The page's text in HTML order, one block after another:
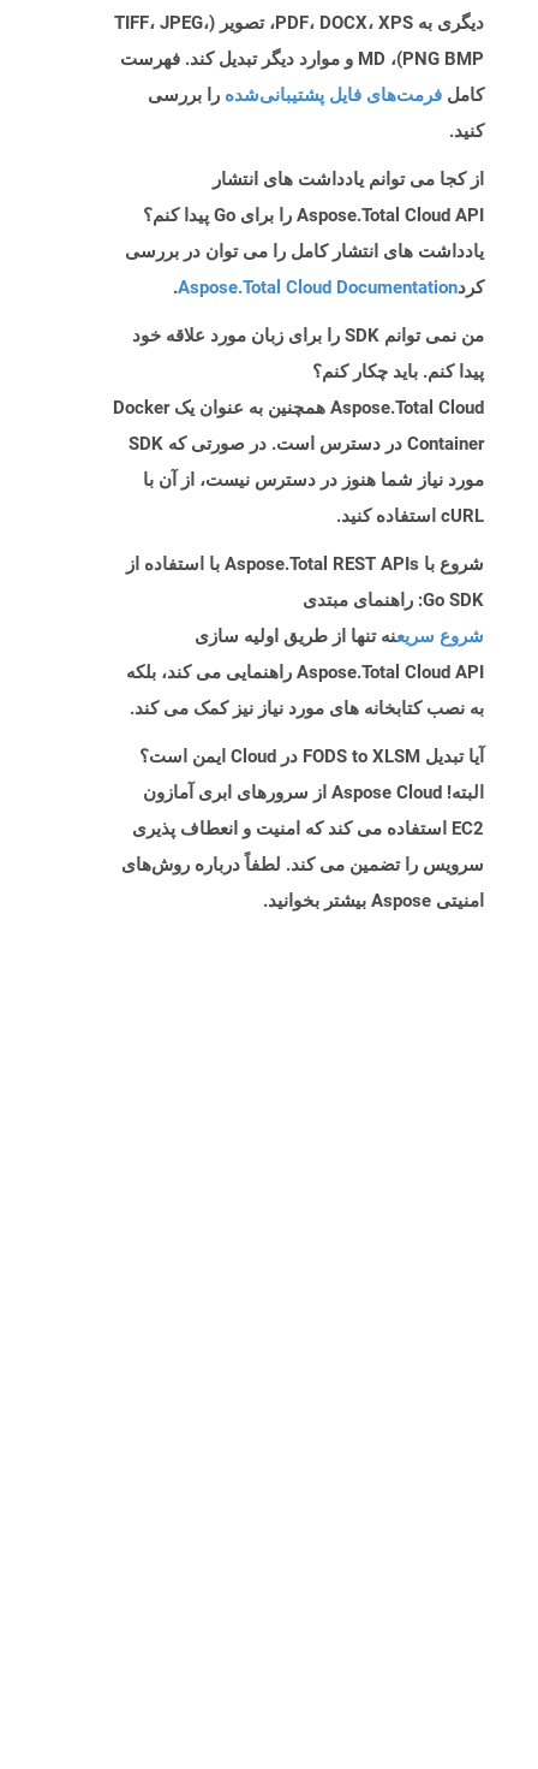
دیگری به PDF، DOCX، XPS، تصویر (TIFF، JPEG،
PNG BMP)، MD و موارد دیگر تبدیل کند. فهرست
کامل فرمت‌های فایل پشتیبانی‌شده را بررسی
کنید.
از کجا می توانم یادداشت های انتشار
Aspose.Total Cloud API را برای Go پیدا کنم؟
یادداشت های انتشار کامل را می توان در بررسی
کردAspose.Total Cloud Documentation
.
من نمی توانم SDK را برای زبان مورد علاقه خود
پیدا کنم. باید چکار کنم؟
Aspose.Total Cloud همچنین به عنوان یک Docker
Container در دسترس است. در صورتی که SDK
مورد نیاز شما هنوز در دسترس نیست، از آن با
cURL استفاده کنید.
شروع با Aspose.Total REST APIs با استفاده از
Go SDK: راهنمای مبتدی
شروع سریعنه تنها از طریق اولیه سازی
Aspose.Total Cloud API راهنمایی می کند، بلکه
به نصب کتابخانه های مورد نیاز نیز کمک می کند.
آیا تبدیل FODS to XLSM در Cloud ایمن است؟
البته! Aspose Cloud از سرورهای ابری آمازون
EC2 استفاده می کند که امنیت و انعطاف پذیری
سرویس را تضمین می کند. لطفاً درباره روش‌های
امنیتی Aspose بیشتر بخوانید.